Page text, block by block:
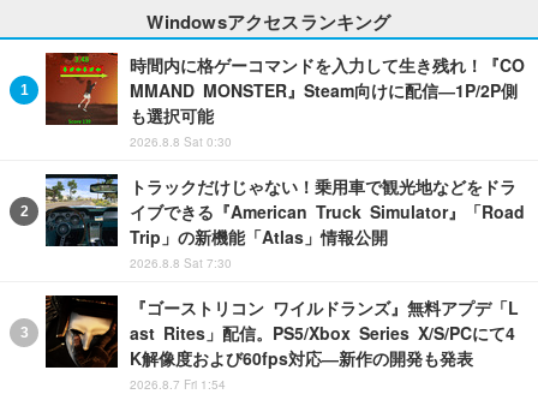
Windowsアクセスランキング
時間内に格ゲーコマンドを入力して生き残れ！『CO
MMAND MONSTER』Steam向けに配信―1P/2P側
も選択可能
2026.8.8 Sat 0:30
トラックだけじゃない！乗用車で観光地などをドラ
イブできる『American Truck Simulator』「Road
Trip」の新機能「Atlas」情報公開
2026.8.8 Sat 7:30
『ゴーストリコン ワイルドランズ』無料アプデ「L
ast Rites」配信。PS5/Xbox Series X/S/PCにて4
K解像度および60fps対応―新作の開発も発表
2026.8.7 Fri 1:54